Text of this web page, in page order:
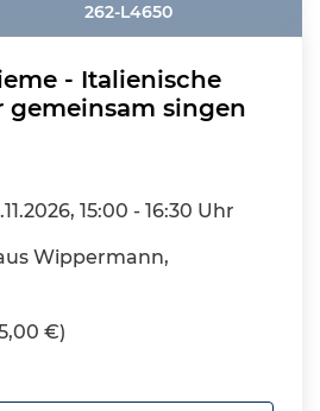
262-L4650
- Italienische
gemeinsam singen
15:00 - 16:30 Uhr
Wippermann,
€)